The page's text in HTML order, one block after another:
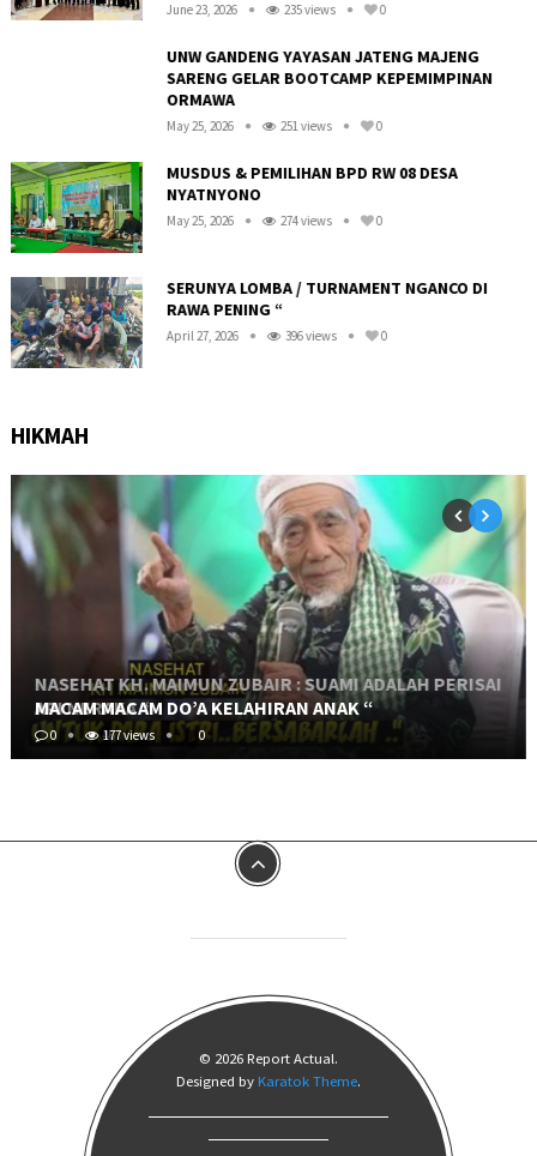
June 23, 2026 235 views 0
UNW GANDENG YAYASAN JATENG MAJENG
SARENG GELAR BOOTCAMP KEPEMIMPINAN
ORMAWA
May 25, 2026 251 views 0
MUSDUS & PEMILIHAN BPD RW 08 DESA
NYATNYONO
May 25, 2026 274 views 0
SERUNYA LOMBA / TURNAMENT NGANCO DI
RAWA PENING “
April 27, 2026 396 views 0
HIKMAH
NASEHAT KH. MAIMUN ZUBAIR : SUAMI ADALAH PERISAI
API NERAKA “
0 467 views 0
MACAM MACAM DO’A KELAHIRAN ANAK “
0 177 views 0
© 2026 Report Actual.
Designed byKaratok Theme.